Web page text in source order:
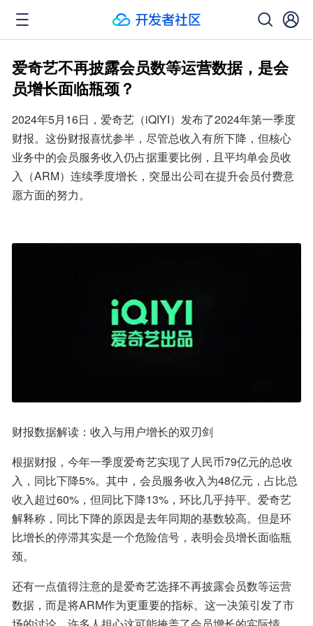
爱奇艺不再披露会员数等运营数据，是会
员增长面临瓶颈？
2024年5月16日，爱奇艺（iQIYI）发布了2024年第一季度
财报。这份财报喜忧参半，尽管总收入有所下降，但核心
业务中的会员服务收入仍占据重要比例，且平均单会员收
入（ARM）连续季度增长，突显出公司在提升会员付费意
愿方面的努力。
财报数据解读：收入与用户增长的双刃剑
根据财报，今年一季度爱奇艺实现了人民币79亿元的总收
入，同比下降5%。其中，会员服务收入为48亿元，占比总
收入超过60%，但同比下降13%，环比几乎持平。爱奇艺
解释称，同比下降的原因是去年同期的基数较高。但是环
比增长的停滞其实是一个危险信号，表明会员增长面临瓶
颈。
还有一点值得注意的是爱奇艺选择不再披露会员数等运营
数据，而是将ARM作为更重要的指标。这一决策引发了市